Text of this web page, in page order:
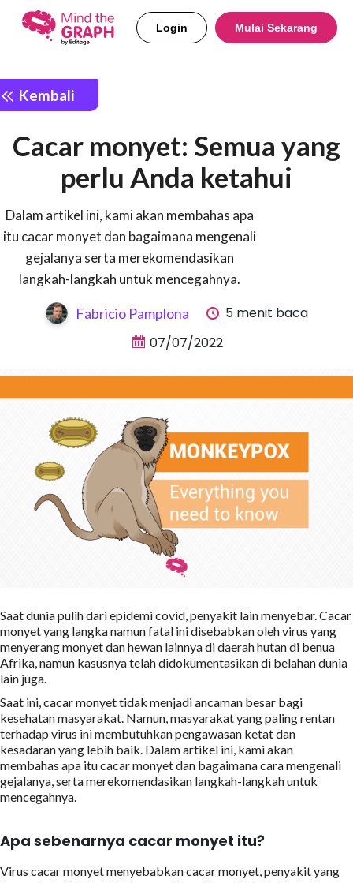
Login Mulai Sekarang
Kembali
Cacar monyet: Semua yang
perlu Anda ketahui
Dalam artikel ini, kami akan membahas apa
itu cacar monyet dan bagaimana mengenali
gejalanya serta merekomendasikan
langkah-langkah untuk mencegahnya.
Fabricio Pamplona
5 menit baca
07/07/2022
Saat dunia pulih dari epidemi covid, penyakit lain menyebar. Cacar
monyet yang langka namun fatal ini disebabkan oleh virus yang
menyerang monyet dan hewan lainnya di daerah hutan di benua
Afrika, namun kasusnya telah didokumentasikan di belahan dunia
lain juga.
Saat ini, cacar monyet tidak menjadi ancaman besar bagi
kesehatan masyarakat. Namun, masyarakat yang paling rentan
terhadap virus ini membutuhkan pengawasan ketat dan
kesadaran yang lebih baik. Dalam artikel ini, kami akan
membahas apa itu cacar monyet dan bagaimana cara mengenali
gejalanya, serta merekomendasikan langkah-langkah untuk
mencegahnya.
Apa sebenarnya cacar monyet itu?
Virus cacar monyet menyebabkan cacar monyet, penyakit yang